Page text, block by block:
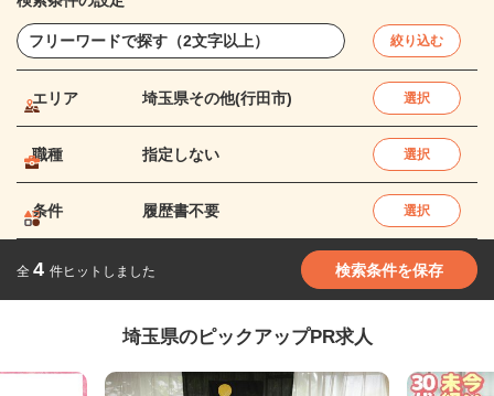
絞り込む
エリア 埼玉県その他(行田市) 選択
職種 指定しない 選択
条件 履歴書不要 選択
全 4 件ヒットしました 検索条件を保存
埼玉県のピックアップPR求人